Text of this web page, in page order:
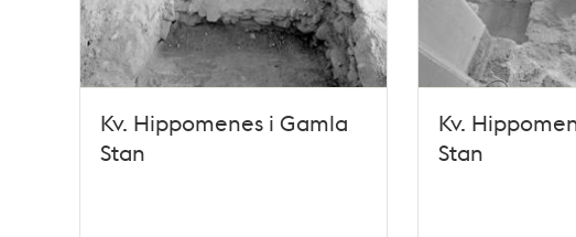
Kv. Hippomenes i Gamla
Stan
Kv.
Stan